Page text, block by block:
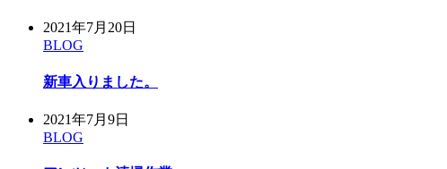
2021年7月20日
BLOG
新車入りました。
2021年7月9日
BLOG